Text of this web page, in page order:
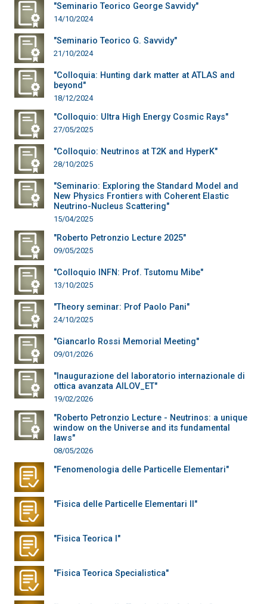
"Seminario Teorico George Savvidy"
14/10/2024
"Seminario Teorico G. Savvidy"
21/10/2024
"Colloquia: Hunting dark matter at ATLAS and
beyond"
18/12/2024
"Colloquio: Ultra High Energy Cosmic Rays"
27/05/2025
"Colloquio: Neutrinos at T2K and HyperK"
28/10/2025
"Seminario: Exploring the Standard Model and
New Physics Frontiers with Coherent Elastic
Neutrino-Nucleus Scattering"
15/04/2025
"Roberto Petronzio Lecture 2025"
09/05/2025
"Colloquio INFN: Prof. Tsutomu Mibe"
13/10/2025
"Theory seminar: Prof Paolo Pani"
24/10/2025
"Giancarlo Rossi Memorial Meeting"
09/01/2026
"Inaugurazione del laboratorio internazionale di
ottica avanzata AILOV_ET"
19/02/2026
"Roberto Petronzio Lecture - Neutrinos: a unique
window on the Universe and its fundamental
laws"
08/05/2026
"Fenomenologia delle Particelle Elementari"
"Fisica delle Particelle Elementari II"
"Fisica Teorica I"
"Fisica Teorica Specialistica"